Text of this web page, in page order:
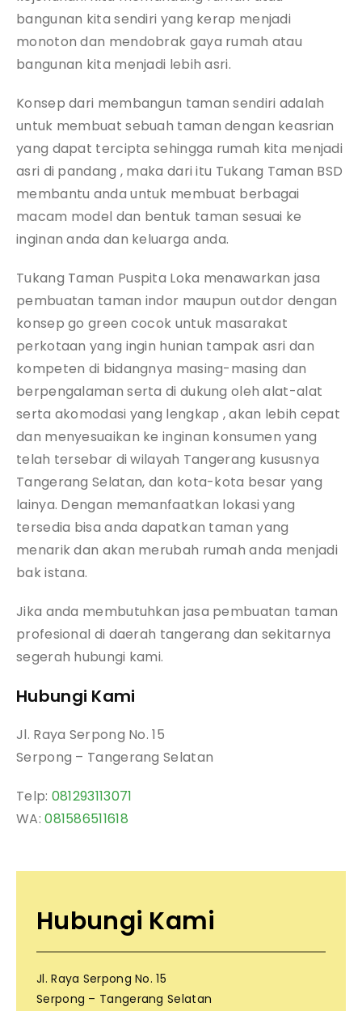
bangunan kita sendiri yang kerap menjadi
monoton dan mendobrak gaya rumah atau
bangunan kita menjadi lebih asri.
Konsep dari membangun taman sendiri adalah
untuk membuat sebuah taman dengan keasrian
yang dapat tercipta sehingga rumah kita menjadi
asri di pandang , maka dari itu Tukang Taman BSD
membantu anda untuk membuat berbagai
macam model dan bentuk taman sesuai ke
inginan anda dan keluarga anda.
Tukang Taman Puspita Loka menawarkan jasa
pembuatan taman indor maupun outdor dengan
konsep go green cocok untuk masarakat
perkotaan yang ingin hunian tampak asri dan
kompeten di bidangnya masing-masing dan
berpengalaman serta di dukung oleh alat-alat
serta akomodasi yang lengkap , akan lebih cepat
dan menyesuaikan ke inginan konsumen yang
telah tersebar di wilayah Tangerang kususnya
Tangerang Selatan, dan kota-kota besar yang
lainya. Dengan memanfaatkan lokasi yang
tersedia bisa anda dapatkan taman yang
menarik dan akan merubah rumah anda menjadi
bak istana.
Jika anda membutuhkan jasa pembuatan taman
profesional di daerah tangerang dan sekitarnya
segerah hubungi kami.
Hubungi Kami
Jl. Raya Serpong No. 15
Serpong – Tangerang Selatan
Telp: 081293113071
WA:081586511618
Hubungi Kami
Jl. Raya Serpong No. 15
Serpong – Tangerang Selatan